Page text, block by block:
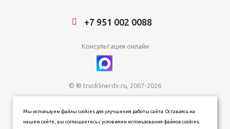
+7 951 002 0088
Консультация онлайн
© ® trucklinerdv.ru, 2007-2026
ИНН 253612854202
ОГРН 320253600063402
Мы используем файлы cookies для улучшения работы сайта. Оставаясь на
нашем сайте, вы соглашаетесь с условиями использования файлов cookies.